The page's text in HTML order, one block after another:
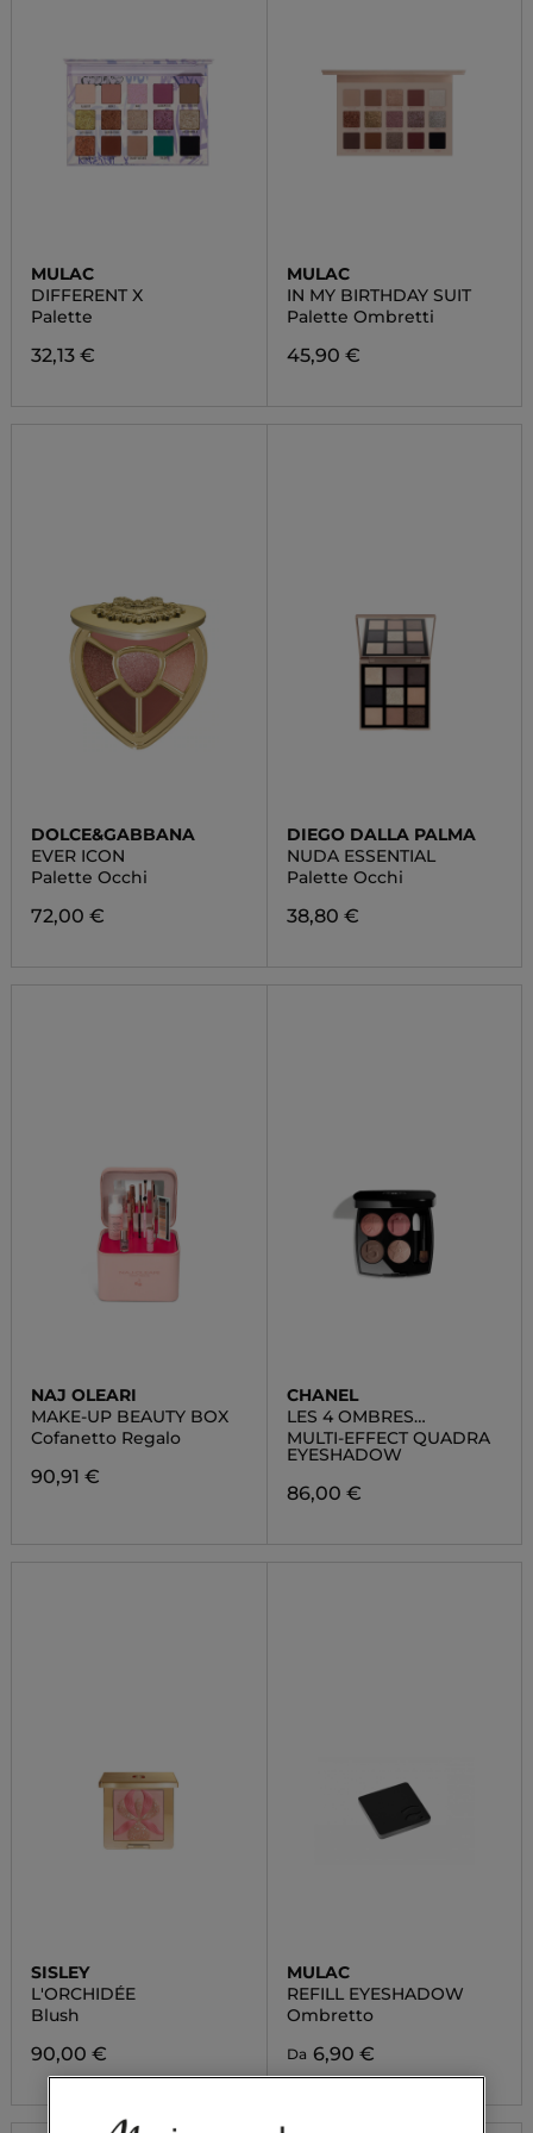
MULAC
DIFFERENT X
Palette
32,13 €
MULAC
IN MY BIRTHDAY SUIT
Palette Ombretti
45,90 €
DOLCE&GABBANA
EVER ICON
Palette Occhi
72,00 €
DIEGO DALLA PALMA
NUDA ESSENTIAL
Palette Occhi
38,80 €
NAJ OLEARI
MAKE-UP BEAUTY BOX
Cofanetto Regalo
90,91 €
CHANEL
LES 4 OMBRES
BOUTONS
MULTI-EFFECT QUADRA
EYESHADOW
86,00 €
SISLEY
L'ORCHIDÉE
Blush
90,00 €
MULAC
REFILL EYESHADOW
Ombretto
Da 6,90 €